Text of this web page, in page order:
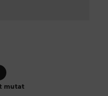
mutat